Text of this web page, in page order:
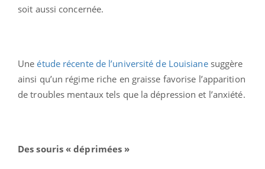
soit aussi concernée.
Uneétude récente de l’université de Louisianesuggère
ainsi qu’un régime riche en graisse favorise l’apparition
de troubles mentaux tels que la dépression et l’anxiété.
Des souris « déprimées »